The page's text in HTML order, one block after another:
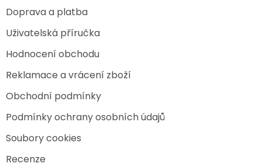
Doprava a platba
Uživatelská příručka
Hodnocení obchodu
Reklamace a vrácení zboží
Obchodní podmínky
Podmínky ochrany osobních údajů
Soubory cookies
Recenze